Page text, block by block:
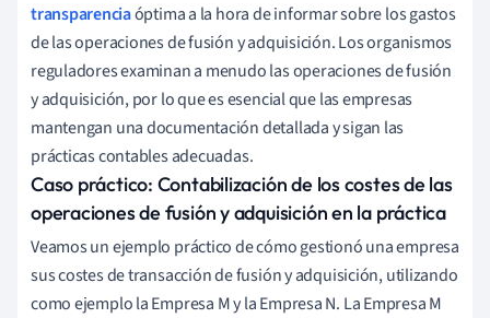
transparenciaóptima a la hora de informar sobre los gastos
de las operaciones de fusión y adquisición. Los organismos
reguladores examinan a menudo las operaciones de fusión
y adquisición, por lo que es esencial que las empresas
mantengan una documentación detallada y sigan las
prácticas contables adecuadas.
Caso práctico: Contabilización de los costes de las
operaciones de fusión y adquisición en la práctica
Veamos un ejemplo práctico de cómo gestionó una empresa
sus costes de transacción de fusión y adquisición, utilizando
como ejemplo la Empresa M y la Empresa N. La Empresa M